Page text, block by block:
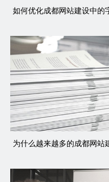
如何优化成都网站建设中的
为什么越来越多的成都网站